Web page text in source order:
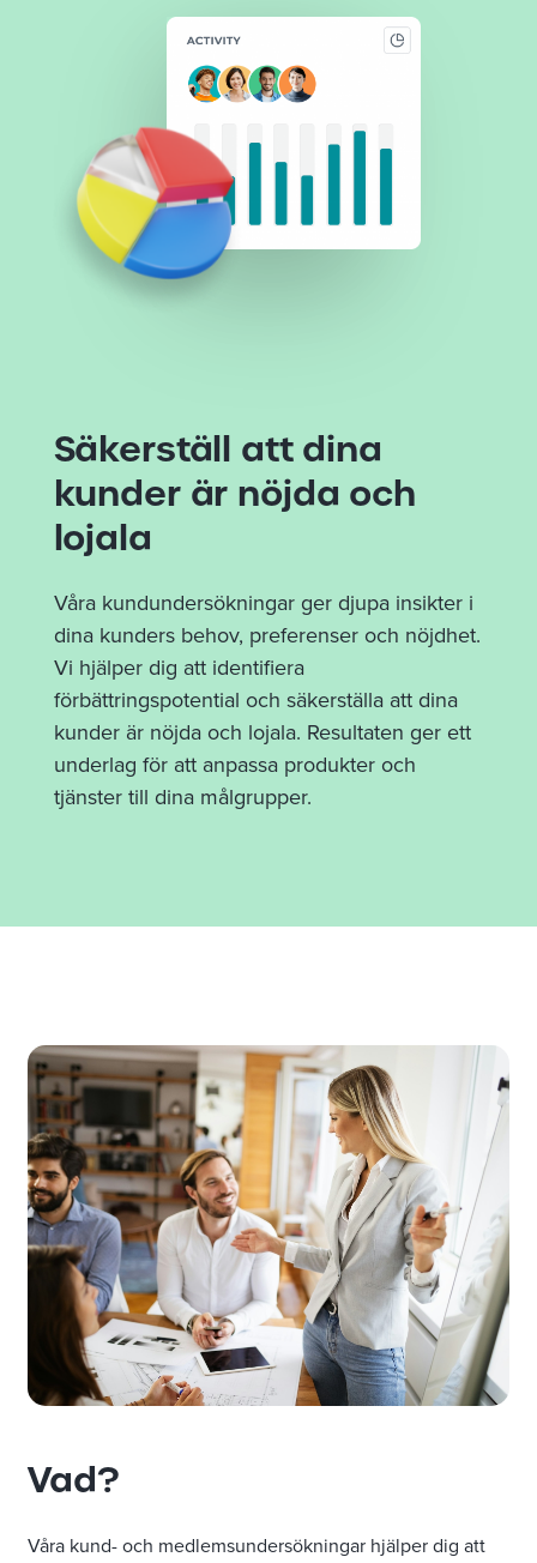
Säkerställ att dina
kunder är nöjda och
lojala
Våra kundundersökningar ger djupa insikter i
dina kunders behov, preferenser och nöjdhet.
Vi hjälper dig att identifiera
förbättringspotential och säkerställa att dina
kunder är nöjda och lojala. Resultaten ger ett
underlag för att anpassa produkter och
tjänster till dina målgrupper.
Vad?
Våra kund- och medlemsundersökningar hjälper dig att